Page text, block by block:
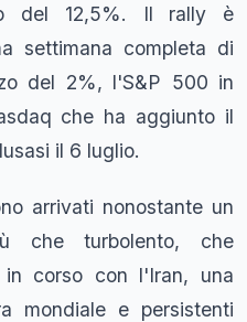
del 12,5%. Il rally è
settimana completa di
del 2%, l'S&P 500 in
che ha aggiunto il
il 6 luglio.
arrivati nonostante un
che turbolento, che
corso con l'Iran, una
mondiale e persistenti